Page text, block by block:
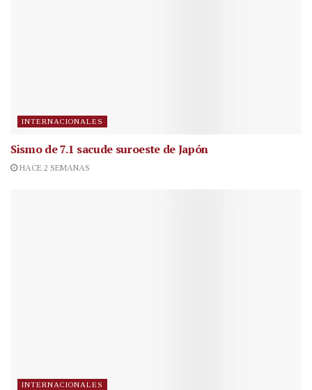
INTERNACIONALES
Sismo de 7.1 sacude suroeste de Japón
HACE 2 SEMANAS
INTERNACIONALES